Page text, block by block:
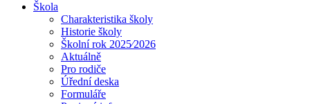
Škola
Charakteristika školy
Historie školy
Školní rok 2025⁄2026
Aktuálně
Pro rodiče
Úřední deska
Formuláře